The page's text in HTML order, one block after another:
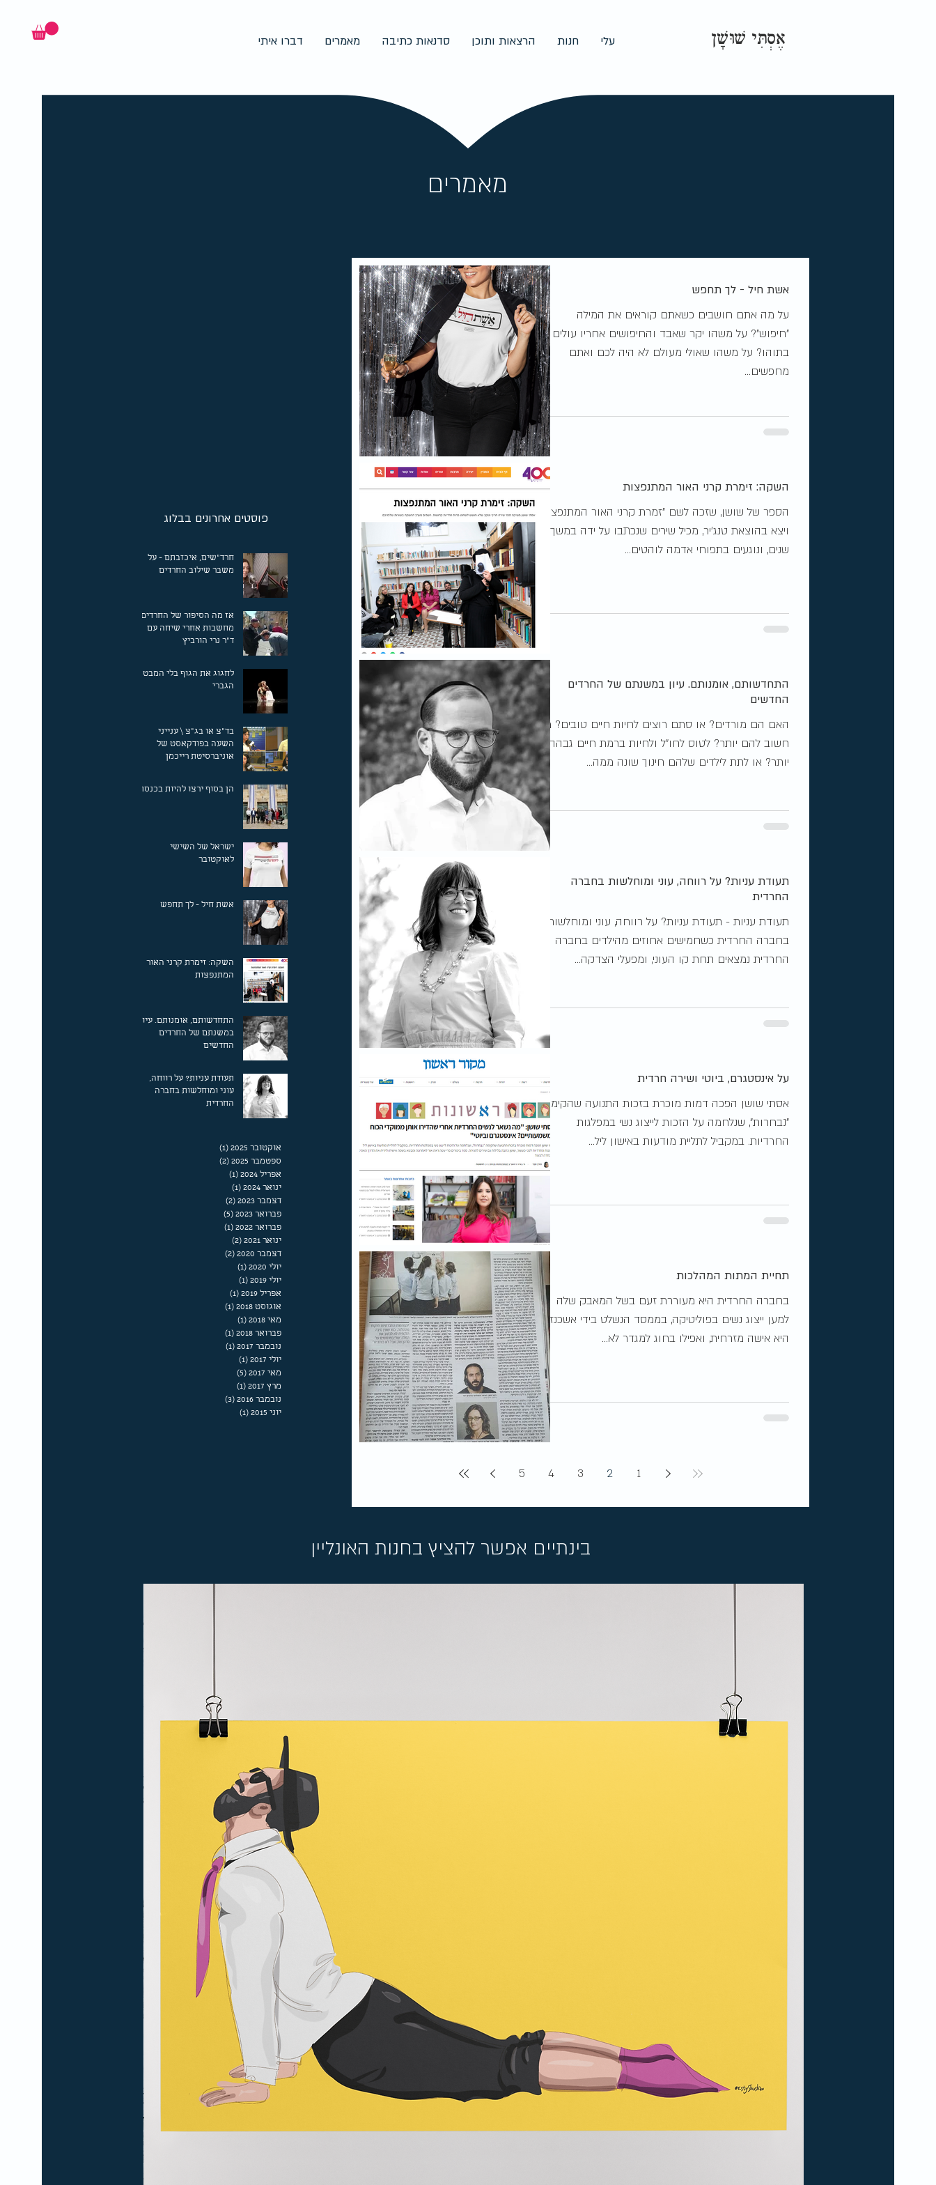
עלי חנות הרצאות ותוכן סדנאות כתיבה מאמרים דברו איתי אֶסְתִּי שׁוּשָׁן
מאמרים
פוסטים אחרונים בבלוג
חרד"שים, איכזבתם - על
משבר שילוב החרדים
אז מה הסיפור של החרדים?
מחשבות אחרי שיחה עם
ד"ר נרי הורביץ
לחגוג את הגוף בלי המבט
הגברי
בד"צ או בג"צ \ ענייני
השעה בפודקאסט של
אוניברסיטת רייכמן
הן בסוף ירצו להיות בכנסת!
ישראל של השישי
לאוקטובר
אשת חיל - לך תחפש
השקה: זימרת קרני האור
המתנפצות
התחדשותם, אומנותם. עיון
במשנתם של החרדים
החדשים
תעודת עניות? על רווחה,
עוני ומוחלשות בחברה
החרדית‎
אוקטובר 2025 (1)
ספטמבר 2025
(2)
אפריל 2024
(1)
ינואר 2024
(1)
דצמבר 2023
(2)
פברואר 2023
(5)
פברואר 2022
(1)
ינואר 2021
(2)
דצמבר 2020
(2)
יולי 2020
(1)
יולי 2019
(1)
אפריל 2019
(1)
אוגוסט 2018
(1)
מאי 2018
(1)
פברואר 2018
(1)
נובמבר 2017
(1)
יולי 2017
(1)
מאי 2017
(5)
מרץ 2017
(1)
נובמבר 2016
(3)
יוני 2015
(1)
בינתיים אפשר להציץ בחנות האונליין
אשת חיל - לך תחפש
על מה אתם חושבים כשאתם קוראים את המילה
"חיפוש"? על משהו יקר שאבד והחיפושים אחריו עולים
בתוהו? על משהו שאולי מעולם לא היה לכם ואתם
מחפשים...
השקה: זימרת קרני האור המתנפצות
הספר של שושן, שזכה לשם "זמרת קרני האור המתנפצות"
ויצא בהוצאת טנג'יר, מכיל שירים שנכתבו על ידה במשך
שנים, ונוגעים בתפוחי אדמה לוהטים...
התחדשותם, אומנותם. עיון במשנתם של החרדים
החדשים
האם הם מורדים? או סתם רוצים לחיות חיים טובים? מה
חשוב להם יותר? לטוס לחו"ל ולחיות ברמת חיים גבהה
יותר? או לתת לילדים שלהם חינוך שונה ממה...
תעודת עניות? על רווחה, עוני ומוחלשות בחברה
החרדית‎
תעודת עניות - תעודת עניות? על רווחה, עוני ומוחלשות
בחברה החרדית‎ כשחמישים אחוזים מהילדים בחברה
החרדית נמצאים תחת קו העוני, ומפעלי הצדקה...
על אינסטגרם, ביוטי ושירה חרדית
אסתי שושן הפכה דמות מוכרת בזכות התנועה שהקימה
"נבחרות", שנלחמה על הזכות לייצוג נשי במפלגות
החרדיות. במקביל לתליית מודעות באישון ליל...
תחיית המתות המהלכות
בחברה החרדית היא מעוררת זעם בשל המאבק שלה
למען ייצוג נשים בפוליטיקה, בממסד הנשלט בידי אשכנזים
היא אישה מזרחית, ואפילו בחוג למגדר לא...
1
2
3
4
5